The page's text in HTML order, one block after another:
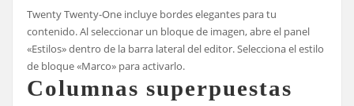
Twenty Twenty-One incluye bordes elegantes para tu
contenido. Al seleccionar un bloque de imagen, abre el panel
«Estilos» dentro de la barra lateral del editor. Selecciona el estilo
de bloque «Marco» para activarlo.
Columnas superpuestas